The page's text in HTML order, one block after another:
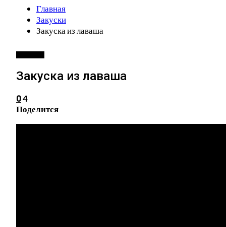
Главная
Закуски
Закуска из лаваша
Закуска из лаваша
04
Поделится